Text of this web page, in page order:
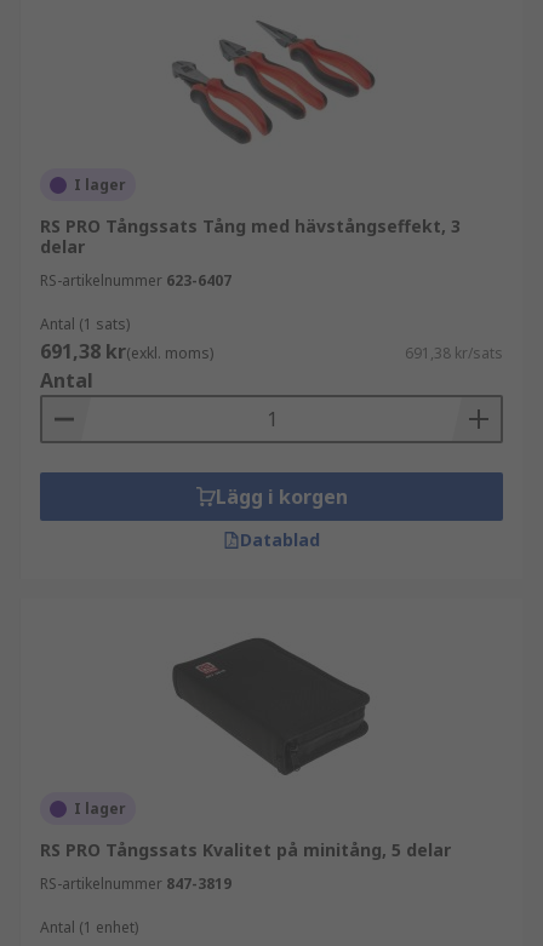
I lager
RS PRO Tångssats Tång med hävstångseffekt, 3
delar
RS-artikelnummer 623-6407
Antal (1 sats)
691,38 kr(exkl. moms) 691,38 kr/sats
Antal
Lägg i korgen
Datablad
I lager
RS PRO Tångssats Kvalitet på minitång, 5 delar
RS-artikelnummer 847-3819
Antal (1 enhet)